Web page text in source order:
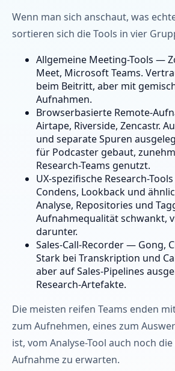
Wenn man sich anschaut, was
sortieren sich die Tools in vier
Allgemeine Meeting-Tools —
Meet, Microsoft Teams.
beim Beitritt, aber mit
Aufnahmen.
Browserbasierte Remote-
Airtape, Riverside, Zencastr.
und separate Spuren
für Podcaster gebaut,
Research-Teams genutzt.
UX-spezifische Research-
Condens, Lookback und
Analyse, Repositories und
Aufnahmequalität schwankt,
darunter.
Sales-Call-Recorder — Gong,
Stark bei Transkription und
aber auf Sales-Pipelines
Research-Artefakte.
Die meisten reifen Teams enden
zum Aufnehmen, eines zum
ist, vom Analyse-Tool auch noch
Aufnahme zu erwarten.